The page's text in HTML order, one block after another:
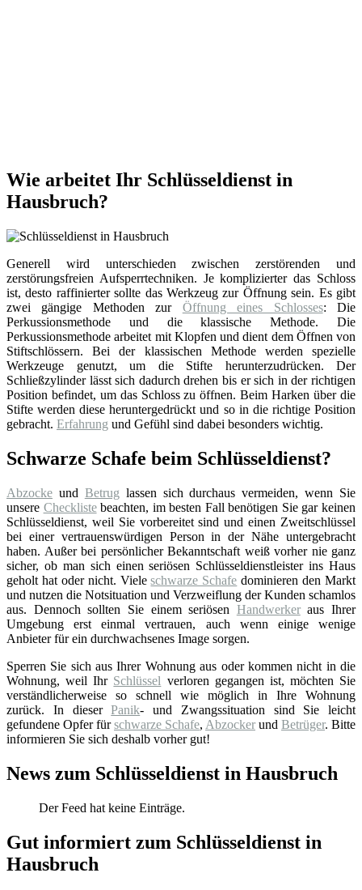
Wie arbeitet Ihr Schlüsseldienst in
Hausbruch?
Generell wird unterschieden zwischen zerstörenden und
zerstörungsfreien Aufsperrtechniken. Je komplizierter das Schloss
ist, desto raffinierter sollte das Werkzeug zur Öffnung sein. Es gibt
zwei gängige Methoden zur Öffnung eines Schlosses: Die
Perkussionsmethode und die klassische Methode. Die
Perkussionsmethode arbeitet mit Klopfen und dient dem Öffnen von
Stiftschlössern. Bei der klassischen Methode werden spezielle
Werkzeuge genutzt, um die Stifte herunterzudrücken. Der
Schließzylinder lässt sich dadurch drehen bis er sich in der richtigen
Position befindet, um das Schloss zu öffnen. Beim Harken über die
Stifte werden diese heruntergedrückt und so in die richtige Position
gebracht. Erfahrung und Gefühl sind dabei besonders wichtig.
Schwarze Schafe beim Schlüsseldienst?
Abzocke und Betrug lassen sich durchaus vermeiden, wenn Sie
unsere Checklistebeachten, im besten Fall benötigen Sie gar keinen
Schlüsseldienst, weil Sie vorbereitet sind und einen Zweitschlüssel
bei einer vertrauenswürdigen Person in der Nähe untergebracht
haben. Außer bei persönlicher Bekanntschaft weiß vorher nie ganz
sicher, ob man sich einen seriösen Schlüsseldienstleister ins Haus
geholt hat oder nicht. Vieleschwarze Schafe dominieren den Markt
und nutzen die Notsituation und Verzweiflung der Kunden schamlos
aus. Dennoch sollten Sie einem seriösen Handwerkeraus Ihrer
Umgebung erst einmal vertrauen, auch wenn einige wenige
Anbieter für ein durchwachsenes Image sorgen.
Sperren Sie sich aus Ihrer Wohnung aus oder kommen nicht in die
Wohnung, weil Ihr Schlüssel verloren gegangen ist, möchten Sie
verständlicherweise so schnell wie möglich in Ihre Wohnung
zurück. In dieserPanik- und Zwangssituation sind Sie leicht
gefundene Opfer fürschwarze Schafe, Abzocker und Betrüger. Bitte
informieren Sie sich deshalb vorher gut!
News zum Schlüsseldienst in Hausbruch
Der Feed hat keine Einträge.
Gut informiert zum Schlüsseldienst in
Hausbruch